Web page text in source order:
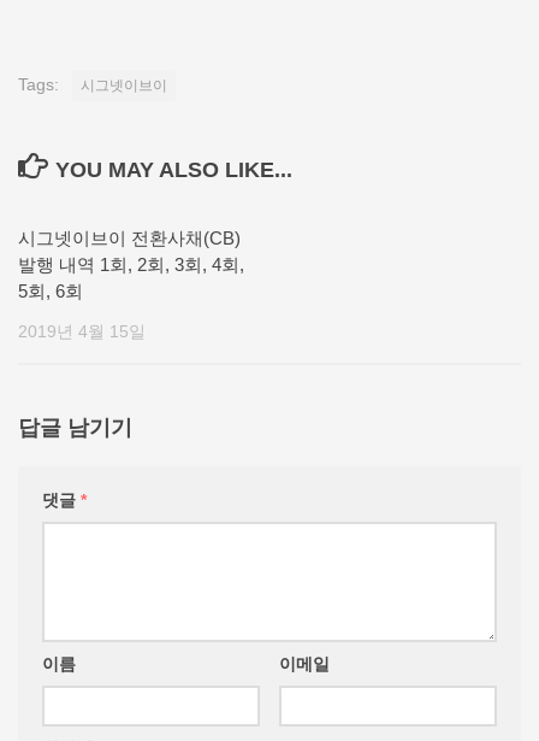
Tags: 시그넷이브이
YOU MAY ALSO LIKE...
시그넷이브이 전환사채(CB)
발행 내역 1회, 2회, 3회, 4회,
5회, 6회
2019년 4월 15일
답글 남기기
댓글 *
이름 이메일